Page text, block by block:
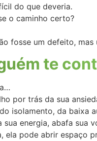
do que deveria.
o caminho certo?
fosse um defeito,
te
por trás da sua
isolamento, da baixa
sua energia, abafa sua
ela pode abrir espaço